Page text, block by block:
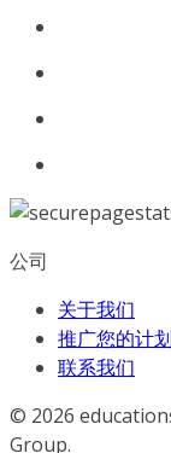
公司
关于我们
推广您的计划
联系我们
© 2026
Group.